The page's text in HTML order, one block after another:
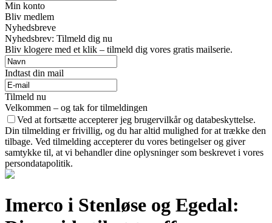
Min konto
Bliv medlem
Nyhedsbreve
Nyhedsbrev: Tilmeld dig nu
Bliv klogere med et klik – tilmeld dig vores gratis mailserie.
Indtast din mail
Tilmeld nu
Velkommen – og tak for tilmeldingen
Ved at fortsætte accepterer jeg brugervilkår og databeskyttelse.
Din tilmelding er frivillig, og du har altid mulighed for at trække den
tilbage. Ved tilmelding accepterer du vores betingelser og giver
samtykke til, at vi behandler dine oplysninger som beskrevet i vores
persondatapolitik.
Imerco i Stenløse og Egedal: